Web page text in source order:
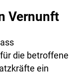
Vernunft
die betroffene
ein